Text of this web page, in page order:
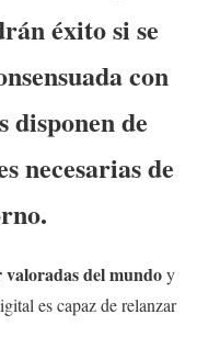
éxito si se
con
disponen de
necesarias de
valoradas del mundoy
es capaz de relanzar